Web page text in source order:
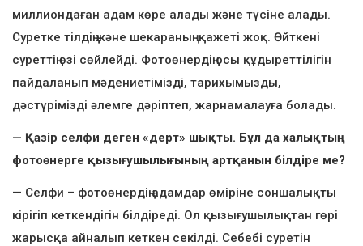
миллиондаған адам көре алады және түсіне алады.
Суретке тілдің және шекараның қажеті жоқ. Өйткені
суреттің өзі сөйлейді. Фотоөнердің осы құдыреттілігін
пайдаланып мәдениетімізді, тарихымызды,
дәстүрімізді әлемге дәріптеп, жарнамалауға болады.
— Қазір селфи деген «дерт» шықты. Бұл да халықтың
фотоөнерге қызығушылығының артқанын білдіре ме?
— Селфи – фотоөнердің адамдар өміріне соншалықты
кірігіп кеткендігін білдіреді. Ол қызығушылықтан гөрі
жарысқа айналып кеткен секілді. Себебі суретін